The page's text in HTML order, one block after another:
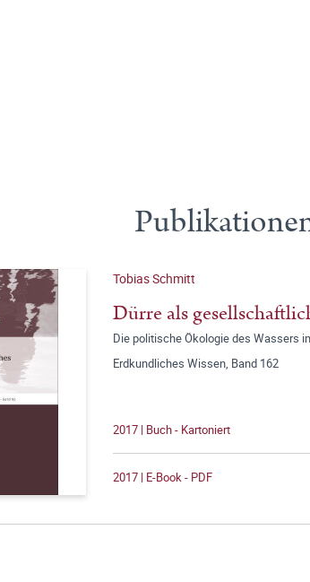
Tobias Schmitt
Dürre als
Die politische Ökologie des Wassers
Erdkundliches Wissen, Band 162
2017 | Buch - Kartoniert
2017 | E-Book - PDF